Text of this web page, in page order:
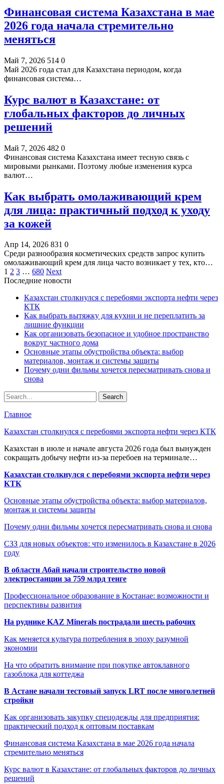
Финансовая система Казахстана в мае
2026 года начала стремительно
меняться
Май 7, 2026 514 0
Май 2026 года стал для Казахстана периодом, когда
финансовая система…
Курс валют в Казахстане: от
глобальных факторов до личных
решений
Май 7, 2026 482 0
Финансовая система Казахстана имеет тесную связь с
мировыми рынками. Поэтому любые изменения курса
валют…
Как выбрать омолаживающий крем
для лица: практичный подход к уходу
за кожей
Апр 14, 2026 831 0
Среди разнообразия косметических средств запрос купить
омолаживающий крем для лица часто возникает у тех, кто…
1 2 3 … 680 Next
Последние новости
Казахстан столкнулся с перебоями экспорта нефти через
КТК
Как выбрать вытяжку для кухни и не переплатить за
лишние функции
Как организовать безопасное и удобное пространство
вокруг частного дома
Основные этапы обустройства объекта: выбор
материалов, монтаж и системы защиты
Почему одни фильмы хочется пересматривать снова и
снова
Главное
Казахстан столкнулся с перебоями экспорта нефти через КТК
Казахстан в июле и начале августа 2026 года был вынужден
сокращать добычу нефти из-за перебоев на терминале…
Казахстан столкнулся с перебоями экспорта нефти через
КТК
Основные этапы обустройства объекта: выбор материалов,
монтаж и системы защиты
Почему одни фильмы хочется пересматривать снова и снова
СЗЗ для новых объектов: что изменилось в Казахстане в 2026
году
В области Абай начали строительство новой
электростанции за 759 млрд тенге
Профессиональное образование в Костанае: возможности и
перспективы развития
На руднике KAZ Minerals пострадали шесть рабочих
Как меняется культура потребления в эпоху разумной
экономии
На что обратить внимание при покупке автоклавного
газоблока для коттеджа
В Астане начали тестовый запуск LRT после многолетней
стройки
Как организовать закупку спецодежды для предприятия:
практический подход к оптовым поставкам
Финансовая система Казахстана в мае 2026 года начала
стремительно меняться
Курс валют в Казахстане: от глобальных факторов до личных
решений